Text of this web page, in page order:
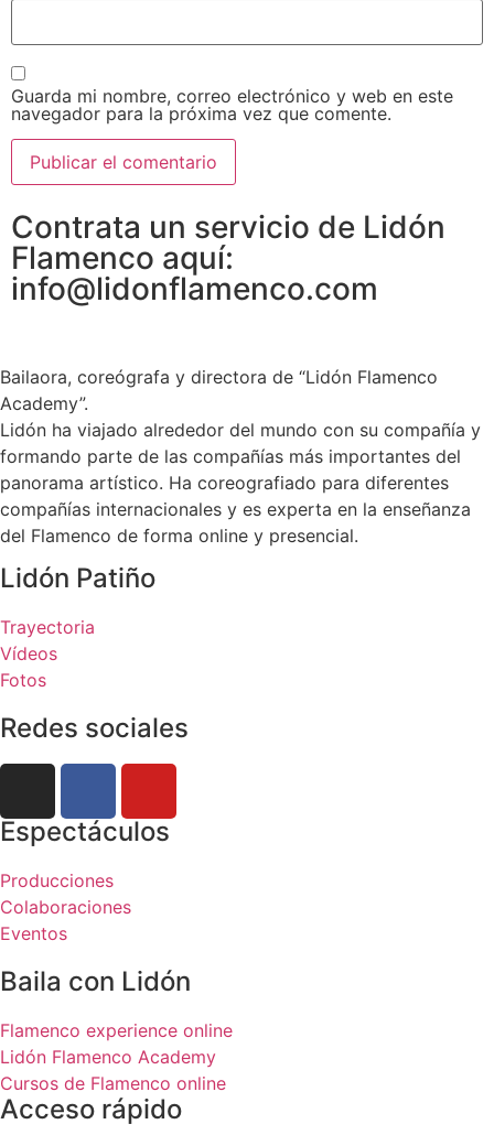
Guarda mi nombre, correo electrónico y web en este
navegador para la próxima vez que comente.
Contrata un servicio de Lidón
Flamenco aquí:
info@lidonflamenco.com
Bailaora, coreógrafa y directora de “Lidón Flamenco
Academy”.
Lidón ha viajado alrededor del mundo con su compañía y
formando parte de las compañías más importantes del
panorama artístico. Ha coreografiado para diferentes
compañías internacionales y es experta en la enseñanza
del Flamenco de forma online y presencial.
Lidón Patiño
Trayectoria
Vídeos
Fotos
Redes sociales
Espectáculos
Producciones
Colaboraciones
Eventos
Baila con Lidón
Flamenco experience online
Lidón Flamenco Academy
Cursos de Flamenco online
Acceso rápido